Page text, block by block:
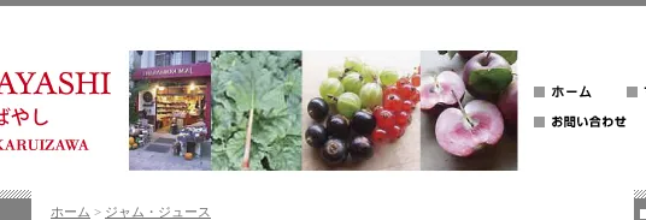
ホーム > ジャム・ジュース